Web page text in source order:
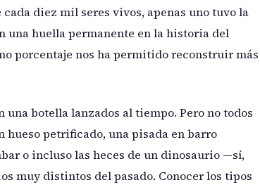
diez mil seres vivos, apenas uno tuvo la
huella permanente en la historia del
porcentaje nos ha permitido reconstruir más
una botella lanzados al tiempo. Pero no todos
hueso petrificado, una pisada en barro
o incluso las heces de un dinosaurio —sí,
muy distintos del pasado. Conocer los tipos